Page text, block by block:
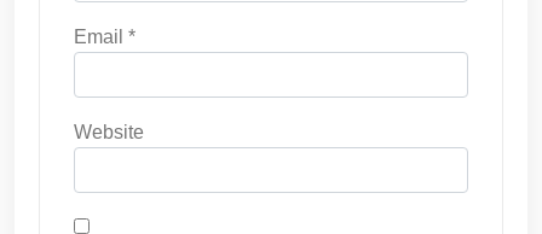
Email *
Website